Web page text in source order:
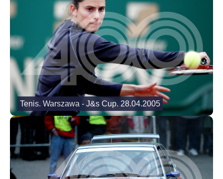
Tenis. Warszawa - J&s Cup. 28.04.2005